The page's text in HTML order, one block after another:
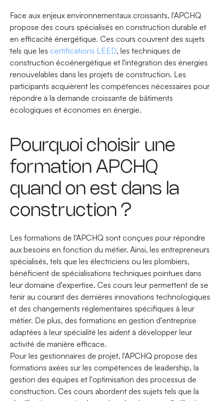
Face aux enjeux environnementaux croissants, l'APCHQ
propose des cours spécialisés en construction durable et
en efficacité énergétique. Ces cours couvrent des sujets
tels que les certifications LEED, les techniques de
construction écoénergétique et l'intégration des énergies
renouvelables dans les projets de construction. Les
participants acquièrent les compétences nécessaires pour
répondre à la demande croissante de bâtiments
écologiques et économes en énergie.
Pourquoi choisir une
formation APCHQ
quand on est dans la
construction ?
Les formations de l'APCHQ sont conçues pour répondre
aux besoins en fonction du métier. Ainsi, les entrepreneurs
spécialisés, tels que les électriciens ou les plombiers,
bénéficient de spécialisations techniques pointues dans
leur domaine d'expertise. Ces cours leur permettent de se
tenir au courant des dernières innovations technologiques
et des changements réglementaires spécifiques à leur
métier. De plus, des formations en gestion d'entreprise
adaptées à leur spécialité les aident à développer leur
activité de manière efficace.
Pour les gestionnaires de projet, l'APCHQ propose des
formations axées sur les compétences de leadership, la
gestion des équipes et l'optimisation des processus de
construction. Ces cours abordent des sujets tels que la